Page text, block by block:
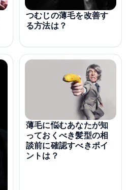
つむじの薄毛を改善す
る方法は？
薄毛に悩むあなたが知
っておくべき髪型の相
談前に確認すべきポイ
ントは？